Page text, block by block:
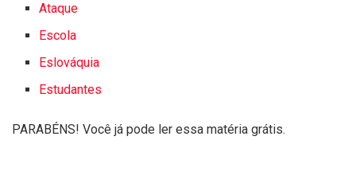
Ataque
Escola
Eslováquia
Estudantes
PARABÉNS! Você já pode ler essa matéria grátis.